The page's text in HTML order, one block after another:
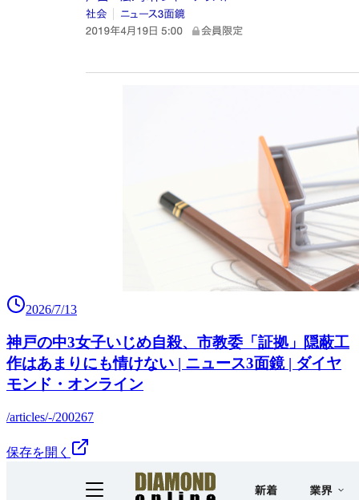
2026/7/13
神戸の中3女子いじめ自殺、市教委「証拠」隠蔽工
作はあまりにも情けない | ニュース3面鏡 | ダイヤ
モンド・オンライン
/articles/-/200267
保存を開く